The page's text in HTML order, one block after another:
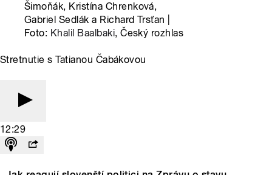
Šimoňák, Kristína Chrenková,
Gabriel Sedlák a Richard Trsťan |
Foto: Khalil Baalbaki, Český rozhlas
Stretnutie s Tatianou Čabákovou
12:29